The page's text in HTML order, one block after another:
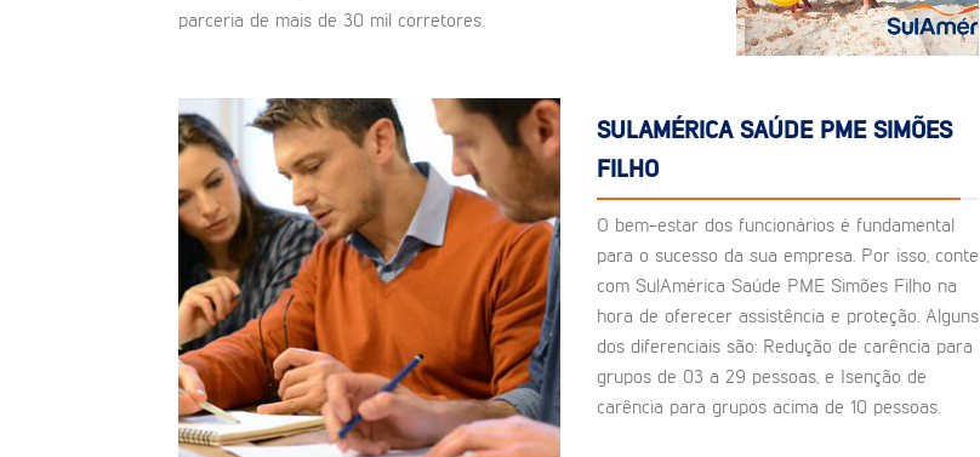
parceria de mais de 30 mil corretores.
SULAMÉRICA SAÚDE PME SIMÕES
FILHO
O bem-estar dos funcionários é fundamental
para o sucesso da sua empresa. Por isso, conte
com SulAmérica Saúde PME Simões Filho na
hora de oferecer assistência e proteção. Alguns
dos diferenciais são: Redução de carência para
grupos de 03 a 29 pessoas, e Isenção de
carência para grupos acima de 10 pessoas.